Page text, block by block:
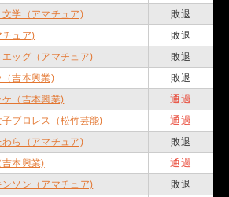
文学（アマチュア)
敗退
チュア)
敗退
エッグ（アマチュア)
敗退
（吉本興業)
敗退
ケ（吉本興業) 通過
子プロレス（松竹芸能) 通過
わら（アマチュア)
敗退
本興業) 通過
ンソン（アマチュア)
敗退